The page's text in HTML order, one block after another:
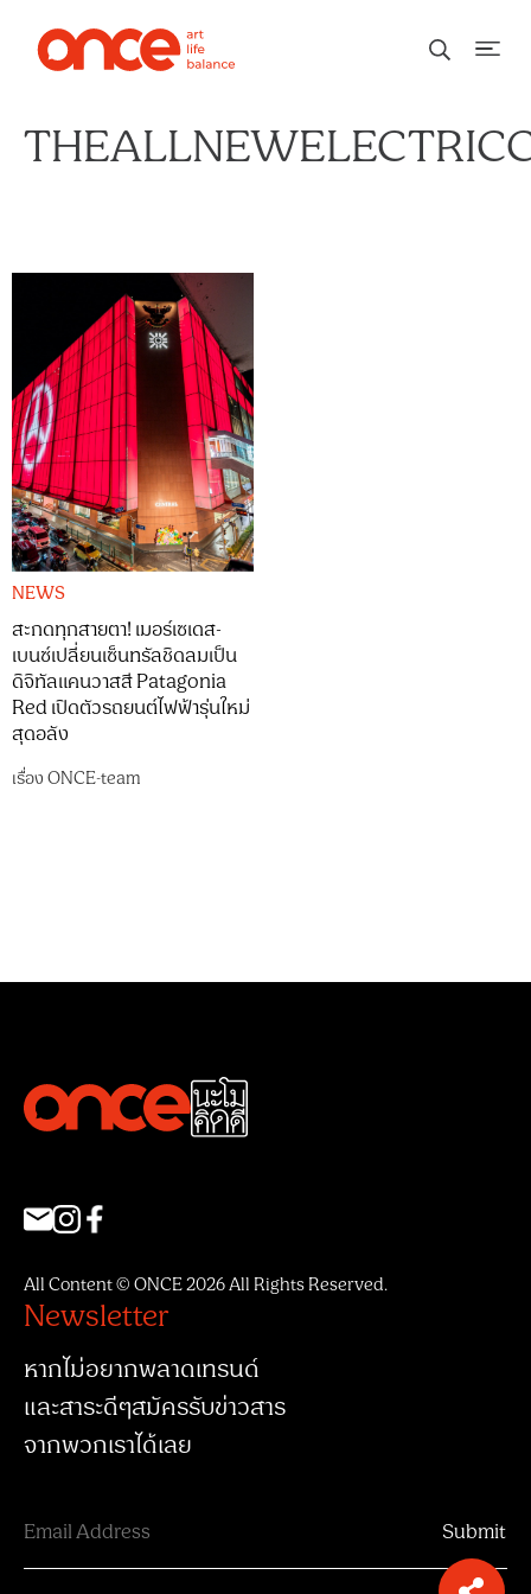
NEWS
สะกดทุกสายตา! เมอร์เซเดส-
เบนซ์เปลี่ยนเซ็นทรัลชิดลมเป็น
ดิจิทัลแคนวาสสี Patagonia
Red เปิดตัวรถยนต์ไฟฟ้ารุ่นใหม่
สุดอลัง
เรื่องONCE-team
All Content © ONCE 2026 All Rights Reserved.
Newsletter
หากไม่อยากพลาดเทรนด์
และสาระดีๆสมัครรับข่าวสาร
จากพวกเราได้เลย